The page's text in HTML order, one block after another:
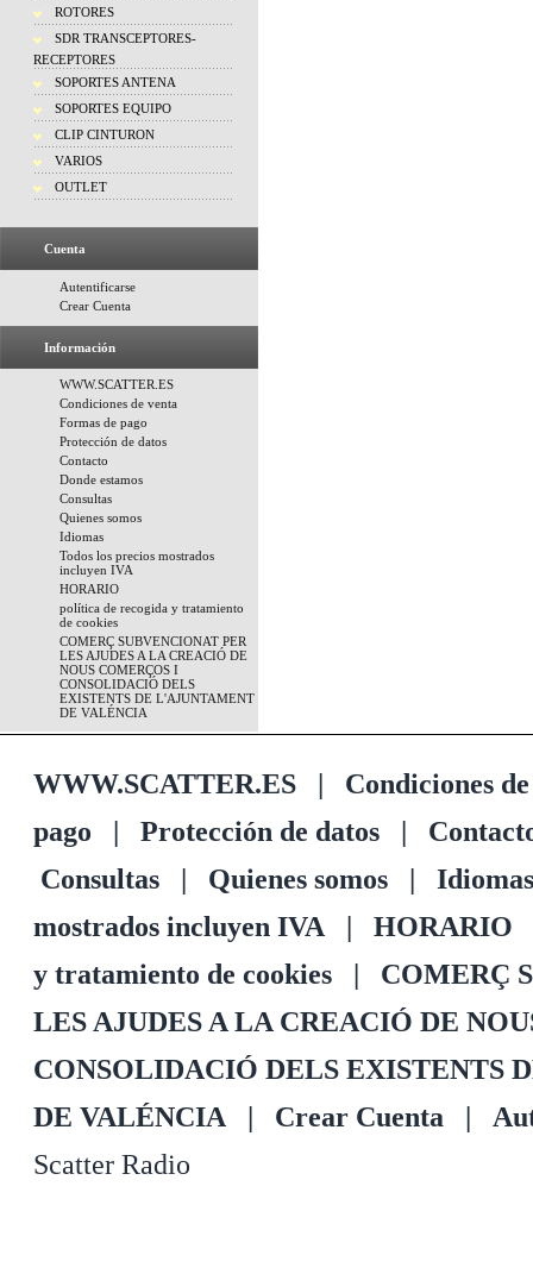
ROTORES
SDR TRANSCEPTORES-
RECEPTORES
SOPORTES ANTENA
SOPORTES EQUIPO
CLIP CINTURON
VARIOS
OUTLET
Cuenta
Autentificarse
Crear Cuenta
Información
WWW.SCATTER.ES
Condiciones de venta
Formas de pago
Protección de datos
Contacto
Donde estamos
Consultas
Quienes somos
Idiomas
Todos los precios mostrados
incluyen IVA
HORARIO
política de recogida y tratamiento
de cookies
COMERÇ SUBVENCIONAT PER
LES AJUDES A LA CREACIÓ DE
NOUS COMERÇOS I
CONSOLIDACIÓ DELS
EXISTENTS DE L'AJUNTAMENT
DE VALÉNCIA
WWW.SCATTER.ES | Condiciones
pago | Protección de datos |
Consultas | Quienes somos | Idiomas
mostrados incluyen IVA | HORARIO
y tratamiento de cookies | COMERÇ
LES AJUDES A LA CREACIÓ DE
CONSOLIDACIÓ DELS EXISTENTS
DE VALÉNCIA | Crear Cuenta |
Scatter Radio